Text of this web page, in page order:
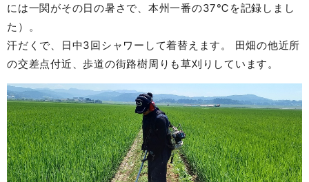
には一関がその日の暑さで、本州一番の37℃を記録しまし
た）。
汗だくで、日中3回シャワーして着替えます。 田畑の他近所
の交差点付近、歩道の街路樹周りも草刈りしています。